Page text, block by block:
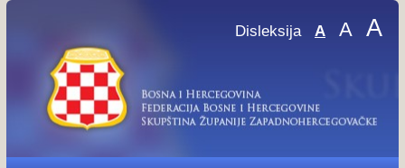
Disleksija A A A